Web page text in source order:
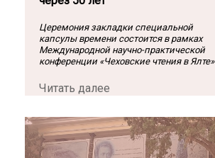
Церемония закладки специальной
капсулы времени состоится в рамках
Международной научно-практической
конференции «Чеховские чтения в Ялте»
Читать далее